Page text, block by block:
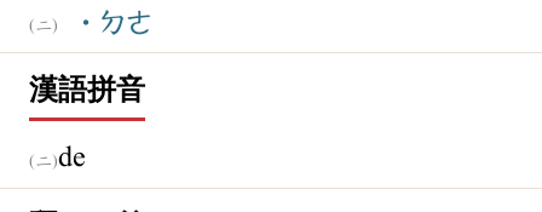
˙ㄉㄜ
漢語拼音
de